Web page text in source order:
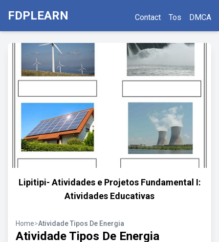
FDPLEARN Contact Tos DMCA
Lipitipi- Atividades e Projetos Fundamental I:
Atividades Educativas
Home>Atividade Tipos De Energia
Atividade Tipos De Energia